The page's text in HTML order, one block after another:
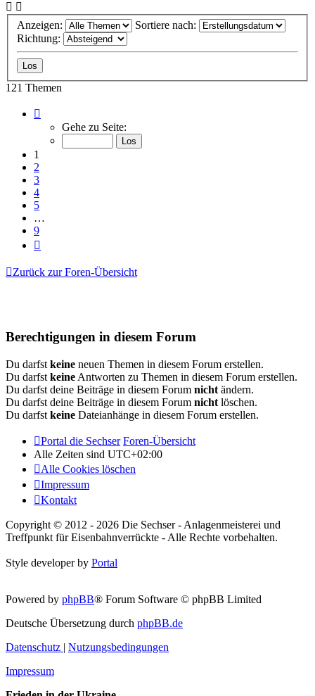
Anzeigen:
Sortiere nach:
Richtung:
121 Themen
von
Gehe zu Seite:
1
2
3
4
5
…
9
Zurück zur Foren-Übersicht
Berechtigungen in diesem Forum
Du darfst keine neuen Themen in diesem Forum erstellen.
Du darfst keine Antworten zu Themen in diesem Forum erstellen.
Du darfst deine Beiträge in diesem Forum nicht ändern.
Du darfst deine Beiträge in diesem Forum nicht löschen.
Du darfst keine Dateianhänge in diesem Forum erstellen.
Portal die Sechser Foren-Übersicht
Alle Zeiten sind UTC+02:00
Alle Cookies löschen
Impressum
Kontakt
Copyright © 2012 - 2026 Die Sechser - Anlagenmeisterei und
Treffpunkt für Eisenbahnverrückte - Alle Rechte vorbehalten.
Style developer by Portal
Powered by phpBB® Forum Software © phpBB Limited
Deutsche Übersetzung durch phpBB.de
Datenschutz | Nutzungsbedingungen
Impressum